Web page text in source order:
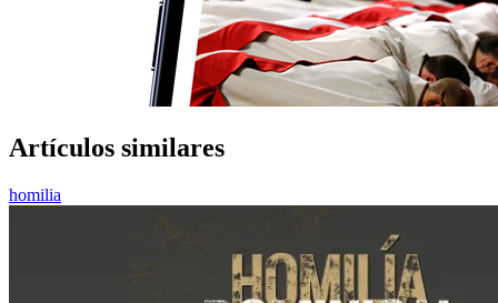
Artículos similares
homilia